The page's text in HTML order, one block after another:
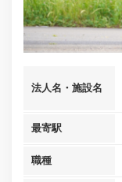
法人名・施設名
最寄駅
職種